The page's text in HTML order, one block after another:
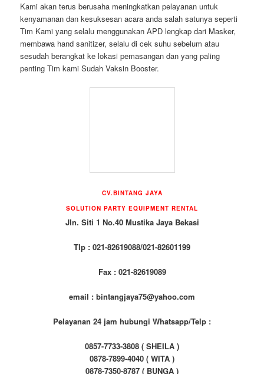
Kami akan terus berusaha meningkatkan pelayanan untuk
kenyamanan dan kesuksesan acara anda salah satunya seperti
Tim Kami yang selalu menggunakan APD lengkap dari Masker,
membawa hand sanitizer, selalu di cek suhu sebelum atau
sesudah berangkat ke lokasi pemasangan dan yang paling
penting Tim kami Sudah Vaksin Booster.
CV.BINTANG JAYA
SOLUTION PARTY EQUIPMENT RENTAL
Jln. Siti 1 No.40 Mustika Jaya Bekasi
Tlp : 021-82619088/021-82601199
Fax : 021-82619089
email : bintangjaya75@yahoo.com
Pelayanan 24 jam hubungi Whatsapp/Telp :
0857-7733-3808 ( SHEILA )
0878-7899-4040 ( WITA )
0878-7350-8787 ( BUNGA )